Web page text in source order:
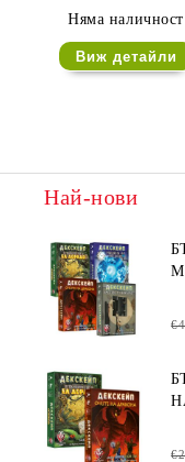
Няма наличност
Виж детайли
Най-нови